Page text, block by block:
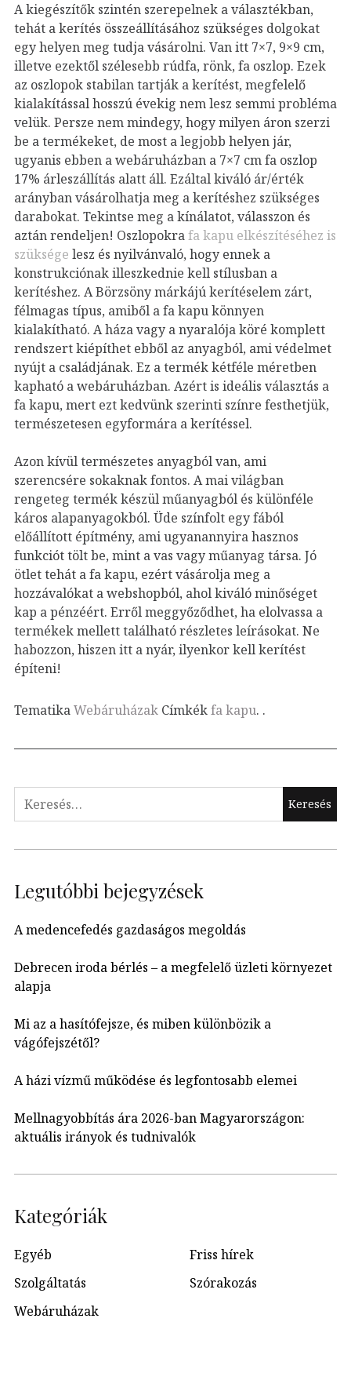
A kiegészítők szintén szerepelnek a választékban,
tehát a kerítés összeállításához szükséges dolgokat
egy helyen meg tudja vásárolni. Van itt 7×7, 9×9 cm,
illetve ezektől szélesebb rúdfa, rönk, fa oszlop. Ezek
az oszlopok stabilan tartják a kerítést, megfelelő
kialakítással hosszú évekig nem lesz semmi probléma
velük. Persze nem mindegy, hogy milyen áron szerzi
be a termékeket, de most a legjobb helyen jár,
ugyanis ebben a webáruházban a 7×7 cm fa oszlop
17% árleszállítás alatt áll. Ezáltal kiváló ár/érték
arányban vásárolhatja meg a kerítéshez szükséges
darabokat. Tekintse meg a kínálatot, válasszon és
aztán rendeljen! Oszlopokrafa kapu elkészítéséhez is
szüksége lesz és nyilvánvaló, hogy ennek a
konstrukciónak illeszkednie kell stílusban a
kerítéshez. A Börzsöny márkájú kerítéselem zárt,
félmagas típus, amiből a fa kapu könnyen
kialakítható. A háza vagy a nyaralója köré komplett
rendszert kiépíthet ebből az anyagból, ami védelmet
nyújt a családjának. Ez a termék kétféle méretben
kapható a webáruházban. Azért is ideális választás a
fa kapu, mert ezt kedvünk szerinti színre festhetjük,
természetesen egyformára a kerítéssel.
Azon kívül természetes anyagból van, ami
szerencsére sokaknak fontos. A mai világban
rengeteg termék készül műanyagból és különféle
káros alapanyagokból. Üde színfolt egy fából
előállított építmény, ami ugyanannyira hasznos
funkciót tölt be, mint a vas vagy műanyag társa. Jó
ötlet tehát a fa kapu, ezért vásárolja meg a
hozzávalókat a webshopból, ahol kiváló minőséget
kap a pénzéért. Erről meggyőződhet, ha elolvassa a
termékek mellett található részletes leírásokat. Ne
habozzon, hiszen itt a nyár, ilyenkor kell kerítést
építeni!
TematikaWebáruházak Címkékfa kapu. .
Keresés:
Legutóbbi bejegyzések
A medencefedés gazdaságos megoldás
Debrecen iroda bérlés – a megfelelő üzleti környezet
alapja
Mi az a hasítófejsze, és miben különbözik a
vágófejszétől?
A házi vízmű működése és legfontosabb elemei
Mellnagyobbítás ára 2026-ban Magyarországon:
aktuális irányok és tudnivalók
Kategóriák
Egyéb
Friss hírek
Szolgáltatás
Szórakozás
Webáruházak